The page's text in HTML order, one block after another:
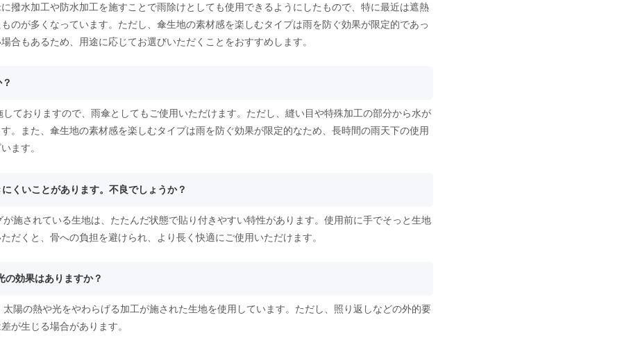
撥水加工や防水加工を施すことで雨除けとしても使用できるようにしたもので、特に最近は遮熱
のが多くなっています。ただし、傘生地の素材感を楽しむタイプは雨を防ぐ効果が限定的であっ
合もあるため、用途に応じてお選びいただくことをおすすめします。
ておりますので、雨傘としてもご使用いただけます。ただし、縫い目や特殊加工の部分から水が
。また、傘生地の素材感を楽しむタイプは雨を防ぐ効果が限定的なため、長時間の雨天下の使用
ます。
くいことがあります。不良でしょうか？
施されている生地は、たたんだ状態で貼り付きやすい特性があります。使用前に手でそっと生地
だくと、骨への負担を避けられ、より長く快適にご使用いただけます。
の効果はありますか？
陽の熱や光をやわらげる加工が施された生地を使用しています。ただし、照り返しなどの外的要
が生じる場合があります。